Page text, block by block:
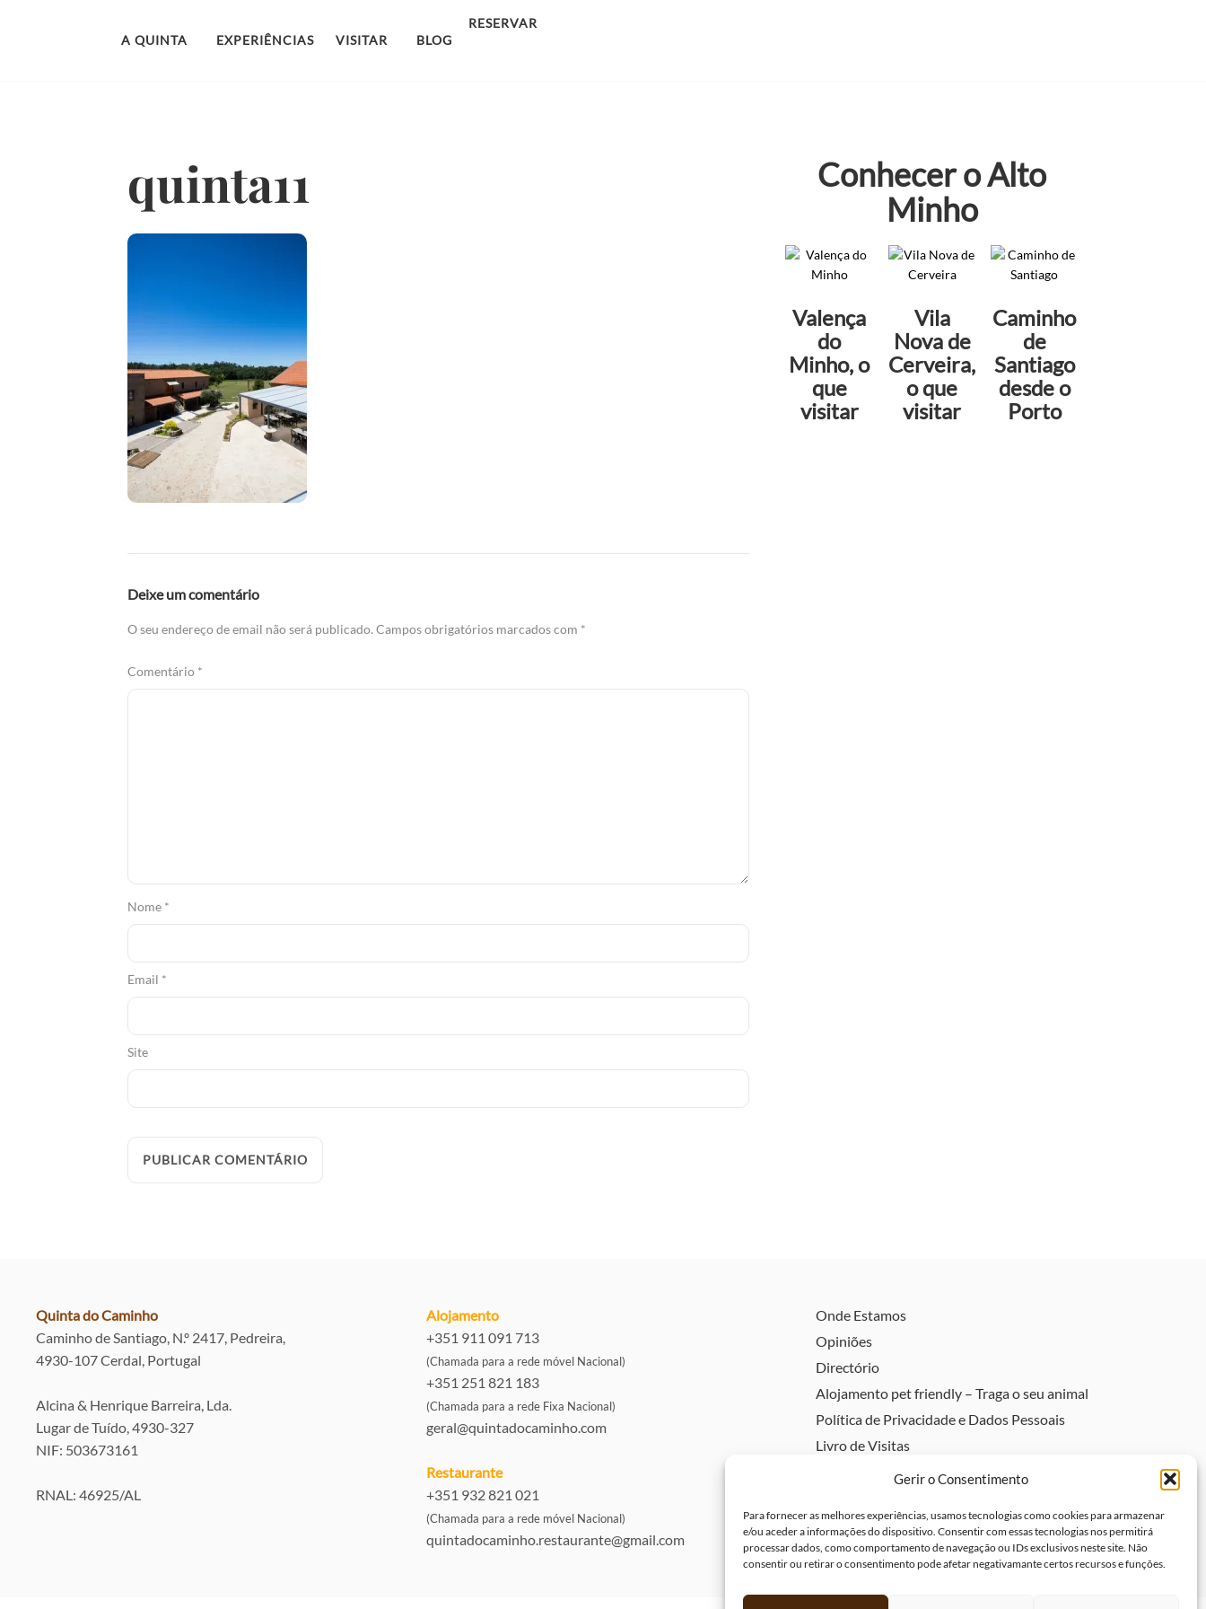
Gerir o Consentimento
Para fornecer as melhores experiências, usamos tecnologias como cookies para armazenar
e/ou aceder a informações do dispositivo. Consentir com essas tecnologias nos permitirá
processar dados, como comportamento de navegação ou IDs exclusivos neste site. Não
consentir ou retirar o consentimento pode afetar negativamante certos recursos e funções.
A QUINTA EXPERIÊNCIAS VISITAR BLOG
RESERVAR
quinta11
Deixe um comentário
O seu endereço de email não será publicado. Campos obrigatórios marcados com *
Comentário *
Nome *
Email *
Site
Conhecer o Alto
Minho
Valença
do
Minho, o
que
visitar
Vila
Nova de
Cerveira,
o que
visitar
Caminho
de
Santiago
desde o
Porto
Quinta do Caminho
Caminho de Santiago, N.º 2417, Pedreira,
4930-107 Cerdal, Portugal
Alcina & Henrique Barreira, Lda.
Lugar de Tuído, 4930-327
NIF: 503673161
RNAL: 46925/AL
Alojamento
+351 911 091 713
(Chamada para a rede móvel Nacional)
+351 251 821 183
(Chamada para a rede Fixa Nacional)
geral@quintadocaminho.com
Restaurante
+351 932 821 021
(Chamada para a rede móvel Nacional)
quintadocaminho.restaurante@gmail.com
Onde Estamos
Opiniões
Directório
Alojamento pet friendly – Traga o seu animal
Política de Privacidade e Dados Pessoais
Livro de Visitas
Livro de elogios
Política de Cookies (UE)